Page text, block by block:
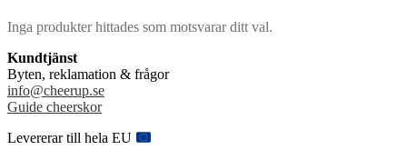
Inga produkter hittades som motsvarar ditt val.
Kundtjänst
Byten, reklamation & frågor
info@cheerup.se
Guide cheerskor
Levererar till hela EU